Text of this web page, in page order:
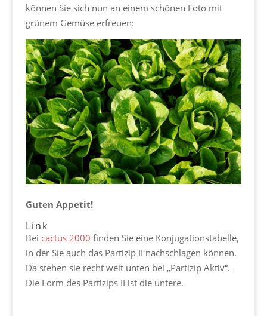
können Sie sich nun an einem schönen Foto mit
grünem Gemüse erfreuen:
Guten Appetit!
Link
Bei cactus 2000 finden Sie eine Konjugationstabelle,
in der Sie auch das Partizip II nachschlagen können.
Da stehen sie recht weit unten bei „Partizip Aktiv“.
Die Form des Partizips II ist die untere.